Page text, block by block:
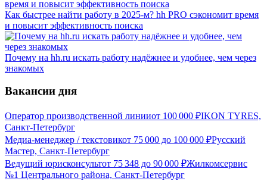
Как быстрее найти работу в 2025-м? hh PRO сэкономит время
и повысит эффективность поиска
Почему на hh.ru искать работу надёжнее и удобнее, чем через
знакомых
Вакансии дня
Оператор производственной линииот 100 000 ₽IKON TYRES,
Санкт-Петербург
Медиа-менеджер / текстовикот 75 000 до 100 000 ₽Русский
Мастер, Санкт-Петербург
Ведущий юрисконсультот 75 348 до 90 000 ₽Жилкомсервис
№1 Центрального района, Санкт-Петербург